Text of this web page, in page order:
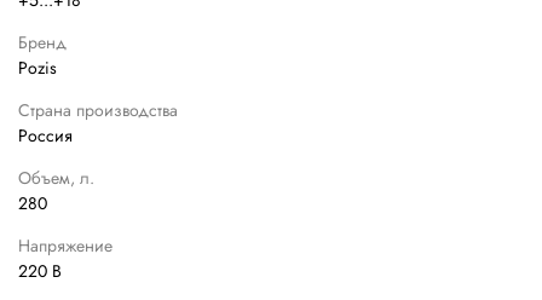
Бренд
Pozis
Страна производства
Россия
Объем, л.
280
Напряжение
220 В